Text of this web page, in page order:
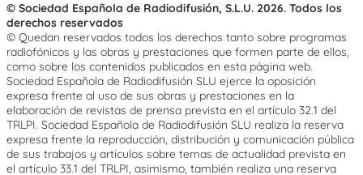
© Sociedad Española de Radiodifusión, S.L.U. 2026. Todos los
derechos reservados
© Quedan reservados todos los derechos tanto sobre programas
radiofónicos y las obras y prestaciones que formen parte de ellos,
como sobre los contenidos publicados en esta página web.
Sociedad Española de Radiodifusión SLU ejerce la oposición
expresa frente al uso de sus obras y prestaciones en la
elaboración de revistas de prensa prevista en el artículo 32.1 del
TRLPI. Sociedad Española de Radiodifusión SLU realiza la reserva
expresa frente la reproducción, distribución y comunicación pública
de sus trabajos y artículos sobre temas de actualidad prevista en
el artículo 33.1 del TRLPI, asimismo, también realiza una reserva